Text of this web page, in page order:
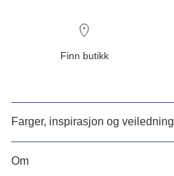
Finn butikk
Farger, inspirasjon og veiledning
Om